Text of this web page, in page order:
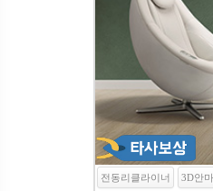
전동리클라이너 3D안